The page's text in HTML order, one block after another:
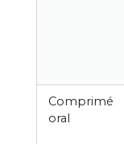
Comprimé
oral